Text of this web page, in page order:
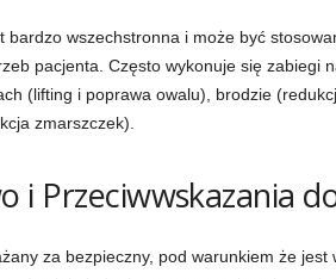
bardzo wszechstronna i może być
pacjenta. Często wykonuje się zabiegi
(lifting i poprawa owalu), brodzie
zmarszczek).
i Przeciwwskazania
za bezpieczny, pod warunkiem że jest